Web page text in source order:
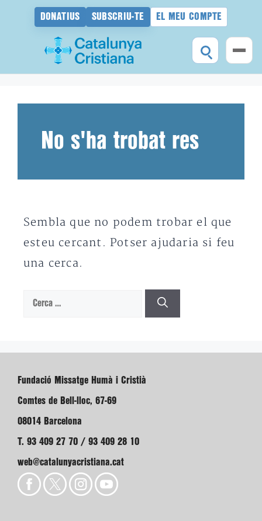
DONATIUS SUBSCRIU-TE EL MEU COMPTE
No s'ha trobat res
Sembla que no podem trobar el que
esteu cercant. Potser ajudaria si feu
una cerca.
Cerca:
Fundació Missatge Humà i Cristià
Comtes de Bell-lloc, 67-69
08014 Barcelona
T. 93 409 27 70 / 93 409 28 10
web@catalunyacristiana.cat